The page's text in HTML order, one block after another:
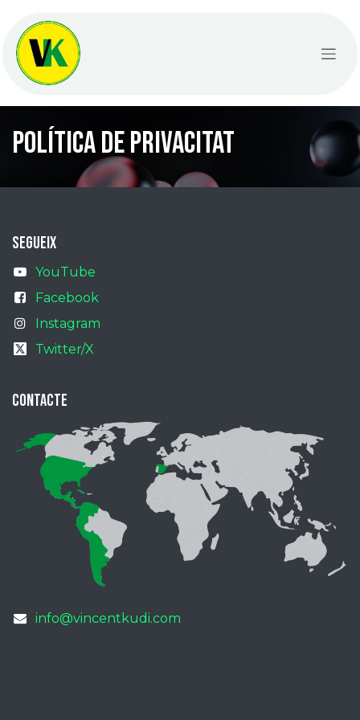
Política de privacitat
segueix
YouTube
Facebook
Instagram
Twitter/X
Contacte
info@vincentkudi.com